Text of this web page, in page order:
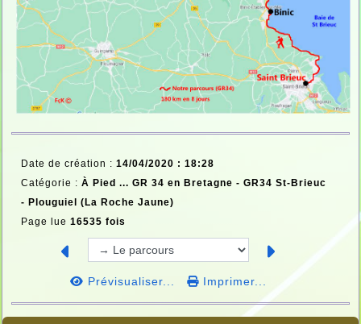
Date de création : 14/04/2020 : 18:28
Catégorie : À Pied ... GR 34 en Bretagne - GR34 St-Brieuc
- Plouguiel (La Roche Jaune)
Page lue 16535 fois
Prévisualiser... Imprimer...